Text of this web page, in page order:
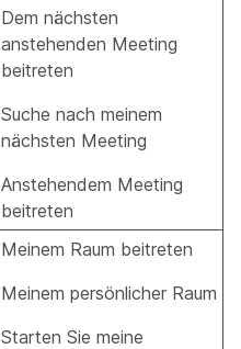
Dem nächsten
anstehenden Meeting
beitreten
Suche nach meinem
nächsten Meeting
Anstehendem Meeting
beitreten
Meinem Raum beitreten
Meinem persönlicher Raum
Starten Sie meine